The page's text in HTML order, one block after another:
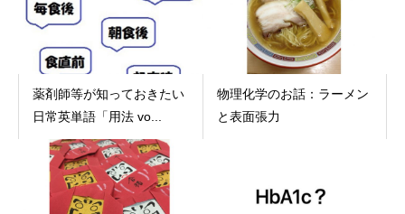
薬剤師等が知っておきたい
日常英単語「用法 vo...
物理化学のお話：ラーメン
と表面張力